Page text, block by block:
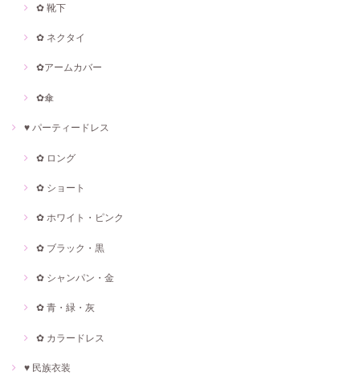
✿ 靴下
✿ ネクタイ
✿アームカバー
✿傘
♥ パーティードレス
✿ ロング
✿ ショート
✿ ホワイト・ピンク
✿ ブラック・黒
✿ シャンパン・金
✿ 青・緑・灰
✿ カラードレス
♥ 民族衣装